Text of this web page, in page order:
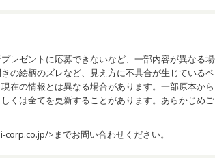
レゼントに応募できないなど、一部内容が異なる
の絵柄のズレなど、見え方に不具合が生じている
在の情報とは異なる場合があります。一部原本から
くは全てを更新することがあります。あらかじめご
corp.co.jp/>までお問い合わせください。